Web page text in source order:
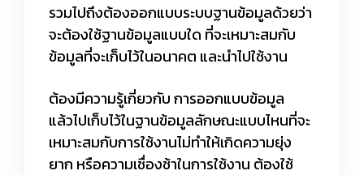
รวมไปถึงต้องออกแบบระบบฐานข้อมูลด้วยว่า
จะต้องใช้ฐานข้อมูลแบบใด ที่จะเหมาะสมกับ
ข้อมูลที่จะเก็บไว้ในอนาคต และนำไปใช้งาน
ต้องมีความรู้เกี่ยวกับ การออกแบบข้อมูล
แล้วไปเก็บไว้ในฐานข้อมูลลักษณะแบบไหนที่จะ
เหมาะสมกับการใช้งานไม่ทำให้เกิดความยุ่ง
ยาก หรือความเชื่องช้าในการใช้งาน ต้องใช้